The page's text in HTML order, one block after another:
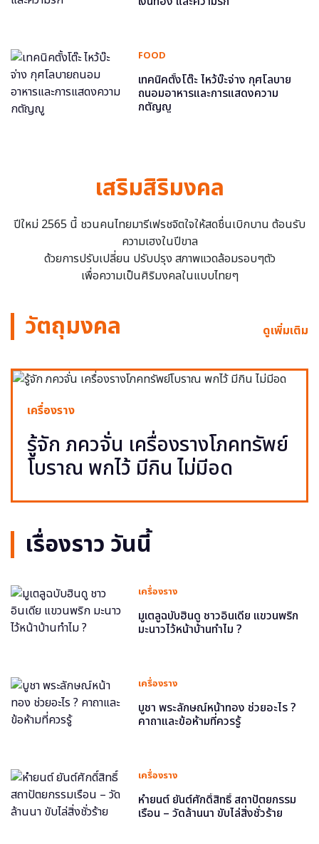
FOOD
เทคนิคตั้งโต๊ะ ไหว้บ๊ะจ่าง กุศโลบาย
ถนอมอาหารและการแสดงความ
กตัญญู
เสริมสิริมงคล
ปีใหม่ 2565 นี้ ชวนคนไทยมารีเฟรชจิตใจให้สดชื่นเบิกบาน ต้อนรับ
ความเฮงในปีขาล
ด้วยการปรับเปลี่ยน ปรับปรุง สภาพแวดล้อมรอบๆตัว
เพื่อความเป็นศิริมงคลในแบบไทยๆ
วัตถุมงคล ดูเพิ่มเติม
เครื่องราง
รู้จัก ภควจั่น เครื่องรางโภคทรัพย์
โบราณ พกไว้ มีกิน ไม่มีอด
เรื่องราว วันนี้
เครื่องราง
มูเตลูฉบับฮินดู ชาวอินเดีย แขวนพริก
มะนาวไว้หน้าบ้านทำไม ?
เครื่องราง
บูชา พระลักษณ์หน้าทอง ช่วยอะไร ?
คาถาและข้อห้ามที่ควรรู้
เครื่องราง
หำยนต์ ยันต์ศักดิ์สิทธิ์ สถาปัตยกรรม
เรือน – วัดล้านนา ขับไล่สิ่งชั่วร้าย